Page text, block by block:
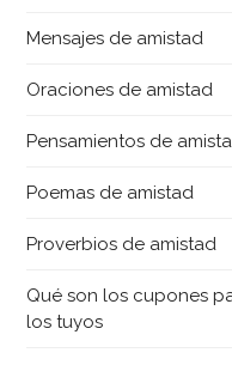
Mensajes de amistad
Oraciones de amistad
Pensamientos de
Poemas de amistad
Proverbios de amistad
Qué son los cupones
los tuyos